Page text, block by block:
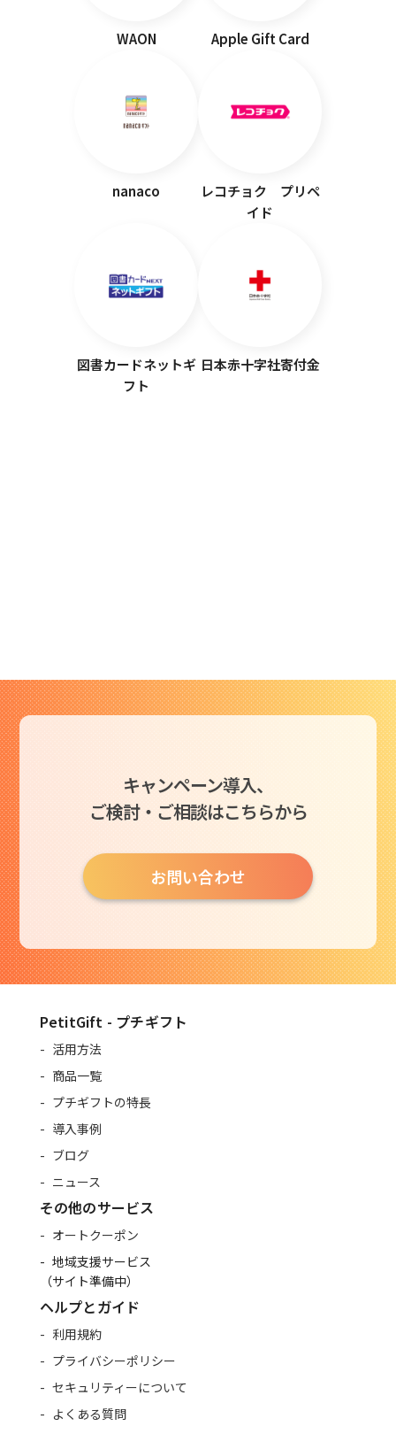
WAON Apple Gift Card
nanaco
レコチョク プリペ
イド
図書カードネットギ
フト
日本赤十字社寄付金
キャンペーン導入、
ご検討・ご相談はこちらから
お問い合わせ
PetitGift - プチギフト
活用方法
商品一覧
プチギフトの特長
導入事例
ブログ
ニュース
その他のサービス
オートクーポン
地域支援サービス
（サイト準備中）
ヘルプとガイド
利用規約
プライバシーポリシー
セキュリティーについて
よくある質問